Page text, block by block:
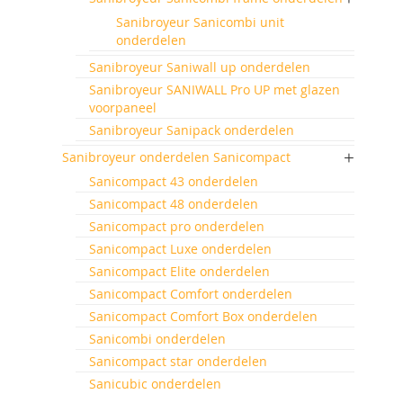
Sanibroyeur Sanicombi unit
onderdelen
Sanibroyeur Saniwall up onderdelen
Sanibroyeur SANIWALL Pro UP met glazen
voorpaneel
Sanibroyeur Sanipack onderdelen
Sanibroyeur onderdelen Sanicompact
Sanicompact 43 onderdelen
Sanicompact 48 onderdelen
Sanicompact pro onderdelen
Sanicompact Luxe onderdelen
Sanicompact Elite onderdelen
Sanicompact Comfort onderdelen
Sanicompact Comfort Box onderdelen
Sanicombi onderdelen
Sanicompact star onderdelen
Sanicubic onderdelen